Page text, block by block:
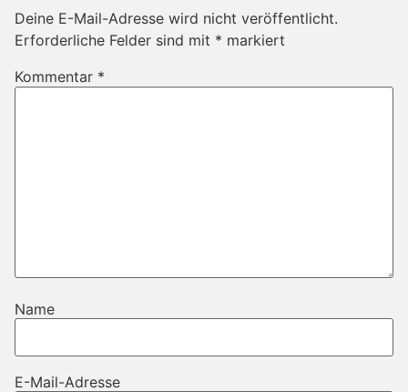
Deine E-Mail-Adresse wird nicht veröffentlicht.
Erforderliche Felder sind mit * markiert
Kommentar *
Name
E-Mail-Adresse